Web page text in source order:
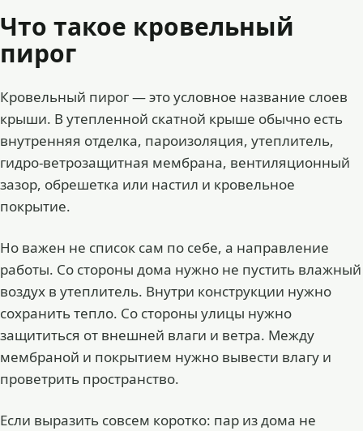
Что такое кровельный
пирог
Кровельный пирог — это условное название слоев
крыши. В утепленной скатной крыше обычно есть
внутренняя отделка, пароизоляция, утеплитель,
гидро-ветрозащитная мембрана, вентиляционный
зазор, обрешетка или настил и кровельное
покрытие.
Но важен не список сам по себе, а направление
работы. Со стороны дома нужно не пустить влажный
воздух в утеплитель. Внутри конструкции нужно
сохранить тепло. Со стороны улицы нужно
защититься от внешней влаги и ветра. Между
мембраной и покрытием нужно вывести влагу и
проветрить пространство.
Если выразить совсем коротко: пар из дома не